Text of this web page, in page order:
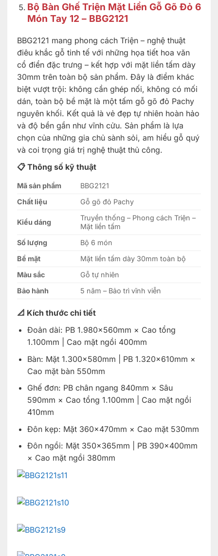
Bộ Bàn Ghế Triện Mặt Liền Gỗ Gõ Đỏ 6
Món Tay 12 – BBG2121
BBG2121 mang phong cách Triện – nghệ thuật
điêu khắc gỗ tinh tế với những họa tiết hoa văn
cổ điển đặc trưng – kết hợp với mặt liền tấm dày
30mm trên toàn bộ sản phẩm. Đây là điểm khác
biệt vượt trội: không cần ghép nối, không có mối
dán, toàn bộ bề mặt là một tấm gỗ gõ đỏ Pachy
nguyên khối. Kết quả là vẻ đẹp tự nhiên hoàn hảo
và độ bền gần như vĩnh cửu. Sản phẩm là lựa
chọn của những gia chủ sành sỏi, am hiểu gỗ quý
và coi trọng giá trị nghệ thuật thủ công.
📋 Thông số kỹ thuật
Mã sản phẩm
BBG2121
Chất liệu
Gỗ gõ đỏ Pachy
Kiểu dáng
Truyền thống – Phong cách Triện –
Mặt liền tấm
Số lượng
Bộ 6 món
Bề mặt
Mặt liền tấm dày 30mm toàn bộ
Màu sắc
Gỗ tự nhiên
Bảo hành
5 năm – Bảo trì vĩnh viễn
📐 Kích thước chi tiết
Đoản dài: PB 1.980×560mm × Cao tổng
1.100mm | Cao mặt ngồi 400mm
Bàn: Mặt 1.300×580mm | PB 1.320×610mm ×
Cao mặt bàn 550mm
Ghế đơn: PB chân ngang 840mm × Sâu
590mm × Cao tổng 1.100mm | Cao mặt ngồi
410mm
Đôn kẹp: Mặt 360×470mm × Cao mặt 530mm
Đôn ngồi: Mặt 350×365mm | PB 390×400mm
× Cao mặt ngồi 380mm